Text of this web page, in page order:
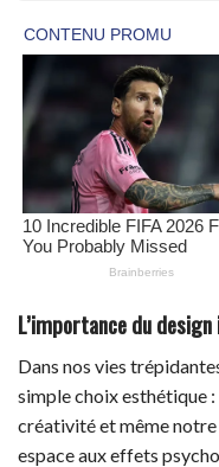
L’importance du
Dans nos vies
simple choix esthétique
créativité et même
espace aux effets